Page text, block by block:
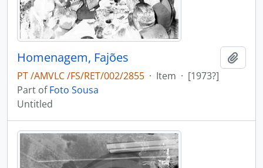
Homenagem, Fajões
PT /AMVLC /FS/RET/002/2855 · Item · [1973?]
Part ofFoto Sousa
Untitled